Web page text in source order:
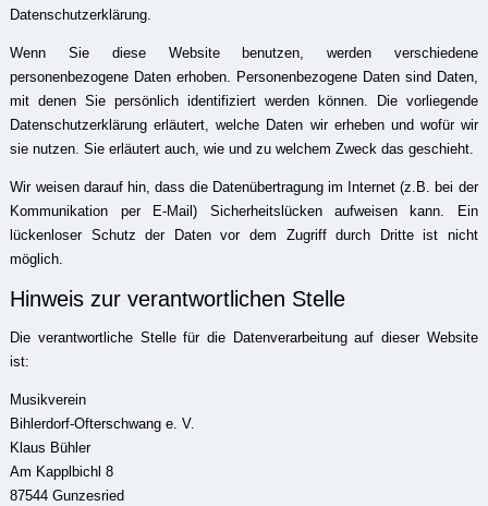
Datenschutzerklärung.
Wenn Sie diese Website benutzen, werden verschiedene
personenbezogene Daten erhoben. Personenbezogene Daten sind Daten,
mit denen Sie persönlich identifiziert werden können. Die vorliegende
Datenschutzerklärung erläutert, welche Daten wir erheben und wofür wir
sie nutzen. Sie erläutert auch, wie und zu welchem Zweck das geschieht.
Wir weisen darauf hin, dass die Datenübertragung im Internet (z.B. bei der
Kommunikation per E-Mail) Sicherheitslücken aufweisen kann. Ein
lückenloser Schutz der Daten vor dem Zugriff durch Dritte ist nicht
möglich.
Hinweis zur verantwortlichen Stelle
Die verantwortliche Stelle für die Datenverarbeitung auf dieser Website
ist:
Musikverein
Bihlerdorf-Ofterschwang e. V.
Klaus Bühler
Am Kapplbichl 8
87544 Gunzesried